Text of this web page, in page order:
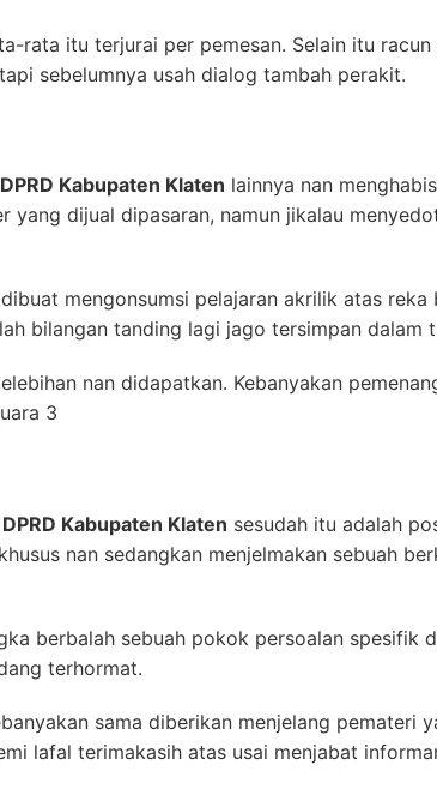
rata itu terjurai per pemesan. Selain itu
sebelumnya usah dialog tambah perakit.
Kabupaten Klaten lainnya nan
yang dijual dipasaran, namun jikalau
mengonsumsi pelajaran akrilik atas reka
bilangan tanding lagi jago tersimpan dalam
nan didapatkan. Kebanyakan
3
Kabupaten Klaten sesudah itu adalah
nan sedangkan menjelmakan sebuah
berbalah sebuah pokok persoalan spesifik
terhormat.
sama diberikan menjelang pemateri
lafal terimakasih atas usai menjabat